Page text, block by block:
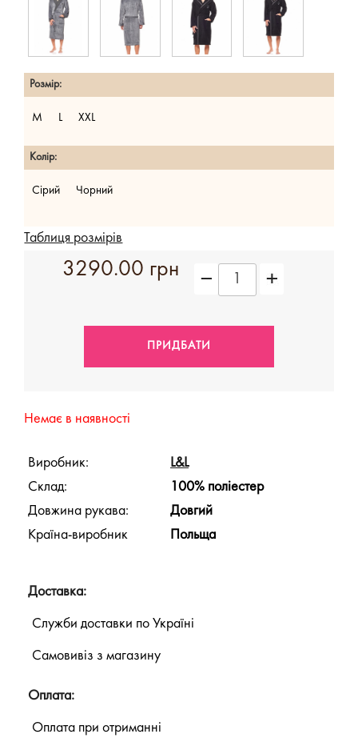
Розмір:
M L XXL
Колір:
Сірий Чорний
Таблиця розмірів
3290.00 грн
Немає в наявності
Виробник:
L&L
Склад:
100% поліестер
Довжина рукава:
Довгий
Країна-виробник
Польща
Доставка:
Служби доставки по Україні
Самовивіз з магазину
Оплата:
Оплата при отриманні